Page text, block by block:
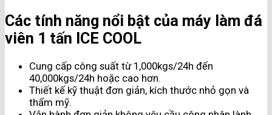
Các tính năng nổi bật của máy làm đá
viên 1 tấn ICE COOL
Cung cấp công suất từ 1,000kgs/24h đến
40,000kgs/24h hoặc cao hơn.
Thiết kế kỹ thuật đơn giản, kích thước nhỏ gọn và
thẩm mỹ.